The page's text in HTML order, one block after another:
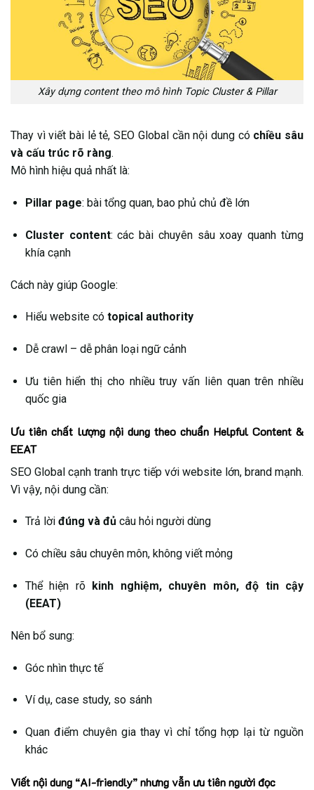
Xây dựng content theo mô hình Topic Cluster & Pillar
Thay vì viết bài lẻ tẻ, SEO Global cần nội dung có chiều sâu
và cấu trúc rõ ràng.
Mô hình hiệu quả nhất là:
Pillar page: bài tổng quan, bao phủ chủ đề lớn
Cluster content: các bài chuyên sâu xoay quanh từng
khía cạnh
Cách này giúp Google:
Hiểu website có topical authority
Dễ crawl – dễ phân loại ngữ cảnh
Ưu tiên hiển thị cho nhiều truy vấn liên quan trên nhiều
quốc gia
Ưu tiên chất lượng nội dung theo chuẩn Helpful Content &
EEAT
SEO Global cạnh tranh trực tiếp với website lớn, brand mạnh.
Vì vậy, nội dung cần:
Trả lời đúng và đủcâu hỏi người dùng
Có chiều sâu chuyên môn, không viết mỏng
Thể hiện rõ kinh nghiệm, chuyên môn, độ tin cậy
(EEAT)
Nên bổ sung:
Góc nhìn thực tế
Ví dụ, case study, so sánh
Quan điểm chuyên gia thay vì chỉ tổng hợp lại từ nguồn
khác
Viết nội dung “AI-friendly” nhưng vẫn ưu tiên người đọc